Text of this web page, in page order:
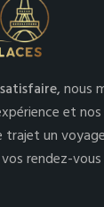
nous
et nos
un
rendez-